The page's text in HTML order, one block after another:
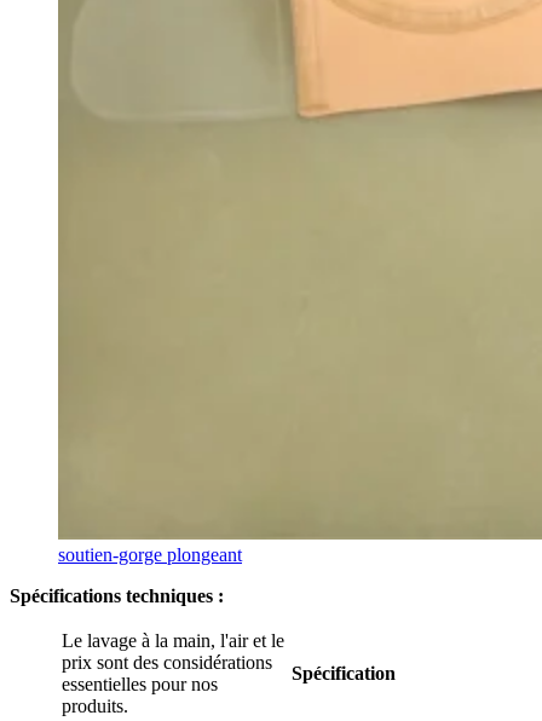
soutien-gorge plongeant
Spécifications techniques :
Le lavage à la main, l'air et le
prix sont des considérations
essentielles pour nos
produits.
Spécification